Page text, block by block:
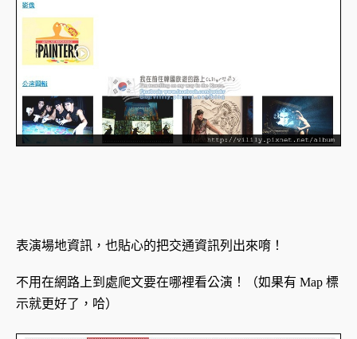
表演場地資訊，也貼心的把交通資訊列出來唷！
不用在網路上到處爬文要在哪裡看公演！（如果有 Map 標
示就更好了，哈）